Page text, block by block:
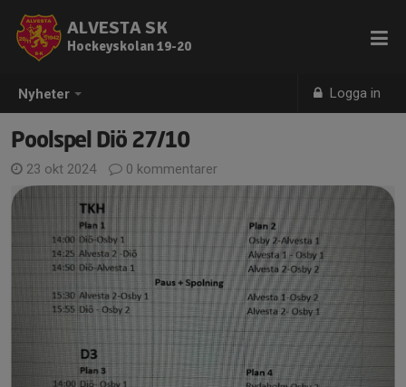
Nyheter Logga in
ALVESTA SK
Hockeyskolan 19-20
Poolspel Diö 27/10
23 okt 2024 0 kommentarer